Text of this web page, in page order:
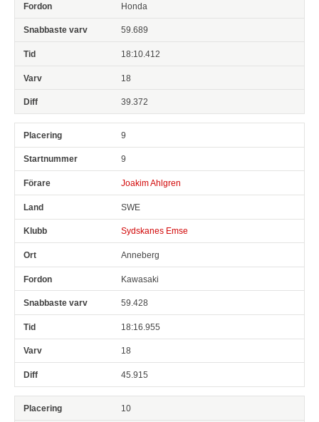
Honda
59.689
18:10.412
18
39.372
9
9
Joakim Ahlgren
SWE
Sydskanes Emse
Anneberg
Kawasaki
59.428
18:16.955
18
45.915
10